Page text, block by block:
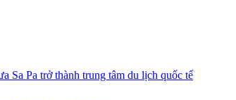
Sa Pa trở thành trung tâm du lịch quốc tế